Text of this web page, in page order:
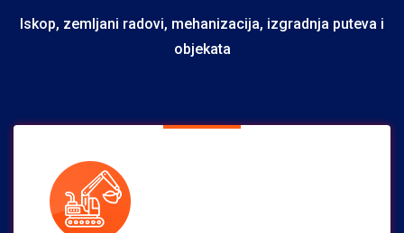
Iskop, zemljani radovi, mehanizacija, izgradnja puteva i
objekata